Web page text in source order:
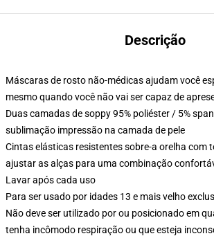
Descrição
Máscaras de rosto não-médicas ajudam você
mesmo quando você não vai ser capaz de
Duas camadas de soppy 95% poliéster / 5%
sublimação impressão na camada de pele
Cintas elásticas resistentes sobre-a orelha com
ajustar as alças para uma combinação
Lavar após cada uso
Para ser usado por idades 13 e mais velho
Não deve ser utilizado por ou posicionado em
tenha incômodo respiração ou que esteja